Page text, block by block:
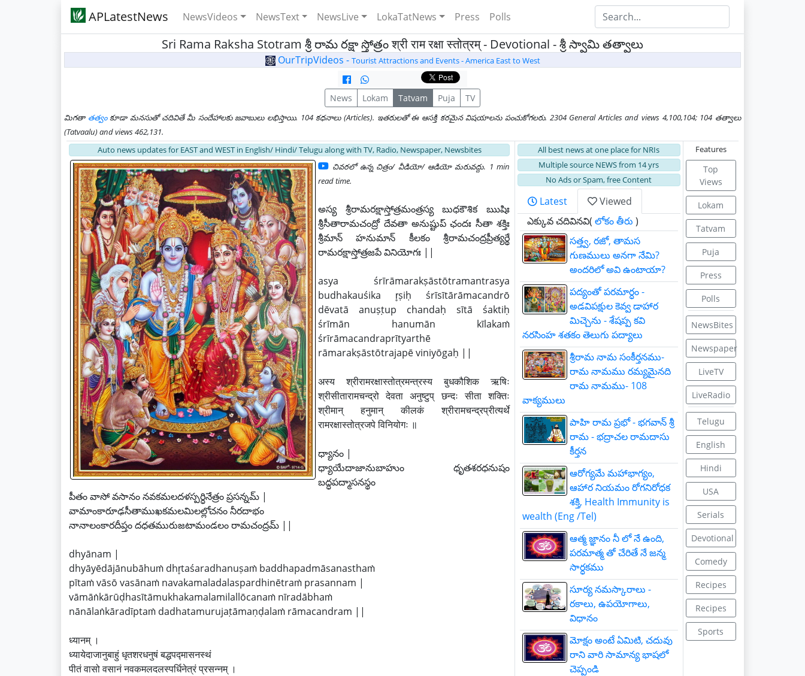
APLatestNews NewsVideos NewsText NewsLive LokaTatNews Press Polls
Sri Rama Raksha Stotram శ్రీ రామ రక్షా స్తోత్రం श्री राम रक्षा स्तोत्रम् - Devotional - శ్రీ స్వామి తత్వాలు
OurTripVideos - Tourist Attractions and Events - America East to West
News Lokam Tatvam Puja TV
మిగతా తత్వంకూడా మనసుతో చదివితే మీ సందేహాలకు జవాబులు లభిస్తాయి. 104 కధనాలు (Articles). ఇతరులతో ఈ ఆసక్తి కరమైన విషయాలను పంచుకోగలరు. 2304 General Articles and views 4,100,104; 104 తత్వాలు
(Tatvaalu) and views 462,131.
Auto news updates for EAST and WEST in English/ Hindi/ Telugu along with TV, Radio, Newspaper, Newsbites
చివరలో ఉన్న చిత్రం/ వీడియో/ ఆడియో మరువద్దు. 1 min
read time.
అస్య శ్రీరామరక్షాస్తోత్రమంత్రస్య బుధకౌశిక ఋషిః
శ్రీసీతారామచంద్రో దేవతా అనుష్టుప్ ఛందః సీతా శక్తిః
శ్రీమాన్ హనుమాన్ కీలకం శ్రీరామచంద్రప్రీత్యర్థే
రామరక్షాస్తోత్రజపే వినియోగః ||
asya śrīrāmarakṣāstōtramantrasya
budhakauśika r̥ṣiḥ śrīsītārāmacandrō
dēvatā anuṣṭup chandaḥ sītā śaktiḥ
śrīmān hanumān kīlakaṁ
śrīrāmacandraprītyarthē
rāmarakṣāstōtrajapē viniyōgaḥ ||
अस्य श्रीरामरक्षास्तोत्रमन्त्रस्य बुधकौशिक ऋषिः
श्रीसीतारामचन्द्रो देवता अनुष्टुप् छन्दः सीता शक्तिः
श्रीमान् हनुमान् कीलकं श्रीरामचन्द्रप्रीत्यर्थे
रामरक्षास्तोत्रजपे विनियोगः ॥
ధ్యానం |
ధ్యాయేదాజానుబాహుం ధృతశరధనుషం
బద్ధపద్మాసనస్థం
పీతం వాసో వసానం నవకమలదళస్పర్ధినేత్రం ప్రసన్నమ్ |
వామాంకారూఢసీతాముఖకమలమిలల్లోచనం నీరదాభం
నానాలంకారదీప్తం దధతమురుజటామండలం రామచంద్రమ్ ||
dhyānam |
dhyāyēdājānubāhuṁ dhr̥taśaradhanuṣaṁ baddhapadmāsanasthaṁ
pītaṁ vāsō vasānaṁ navakamaladalaspardhinētraṁ prasannam |
vāmāṅkārūḍhasītāmukhakamalamilallōcanaṁ nīradābhaṁ
nānālaṅkāradīptaṁ dadhatamurujaṭāmaṇḍalaṁ rāmacandram ||
ध्यानम् ।
ध्यायेदाजानुबाहुं धृतशरधनुषं बद्धपद्मासनस्थं
पीतं वासो वसानं नवकमलदलस्पर्धिनेत्रं प्रसन्नम् ।
All best news at one place for NRIs
Multiple source NEWS from 14 yrs
No Ads or Spam, free Content
Latest
Viewed
ఎక్కువ చదివినవి( లోకం తీరు )
సత్త్వ, రజో, తామస
గుణములు అనగా నేమి?
అందరిలో అవి ఉంటాయా?
పద్యంతో పరమార్ధం -
అడవిపక్షుల కెవ్వ డాహార
మిచ్చెను - శేషప్ప కవి
నరసింహ శతకం తెలుగు పద్యాలు
శ్రీరామ నామ సంకీర్తనము-
రామ నామము రమ్యమైనది
రామ నామము- 108
వాక్యములు
పాహి రామ ప్రభో - భగవాన్ శ్రీ
రామ - భద్రాచల రామదాసు
కీర్తన
ఆరోగ్యమే మహాభాగ్యం,
ఆహార నియమం రోగనిరోధక
శక్తి, Health Immunity is
wealth (Eng /Tel)
ఆత్మ జ్ఞానం నీ లో నే ఉంది,
పరమాత్మ తో చేరితే నే జన్మ
సార్ధకము
సూర్య నమస్కారాలు -
రకాలు, ఉపయోగాలు,
విధానం
మోక్షం అంటే ఏమిటి, చదువు
రాని వారి సామాన్య భాషలో
చెప్పండి
Features
Top
Views
Lokam
Tatvam
Puja
Press
Polls
NewsBites
Newspaper
LiveTV
LiveRadio
Telugu
English
Hindi
USA
Serials
Devotional
Comedy
Recipes
Recipes
Sports